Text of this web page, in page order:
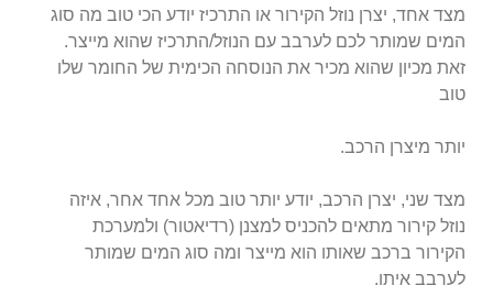
מצד אחד, יצרן נוזל הקירור או התרכיז יודע הכי טוב מה סוג
המים שמותר לכם לערבב עם הנוזל/התרכיז שהוא מייצר.
זאת מכיון שהוא מכיר את הנוסחה הכימית של החומר שלו
טוב
יותר מיצרן הרכב.
מצד שני, יצרן הרכב, יודע יותר טוב מכל אחד אחר, איזה
נוזל קירור מתאים להכניס למצנן (רדיאטור) ולמערכת
הקירור ברכב שאותו הוא מייצר ומה סוג המים שמותר
לערבב איתו.